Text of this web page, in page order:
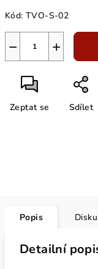
cena:
Kód: TVO-S-02
+
−
Zeptat se Sdílet
Popis
Detailní